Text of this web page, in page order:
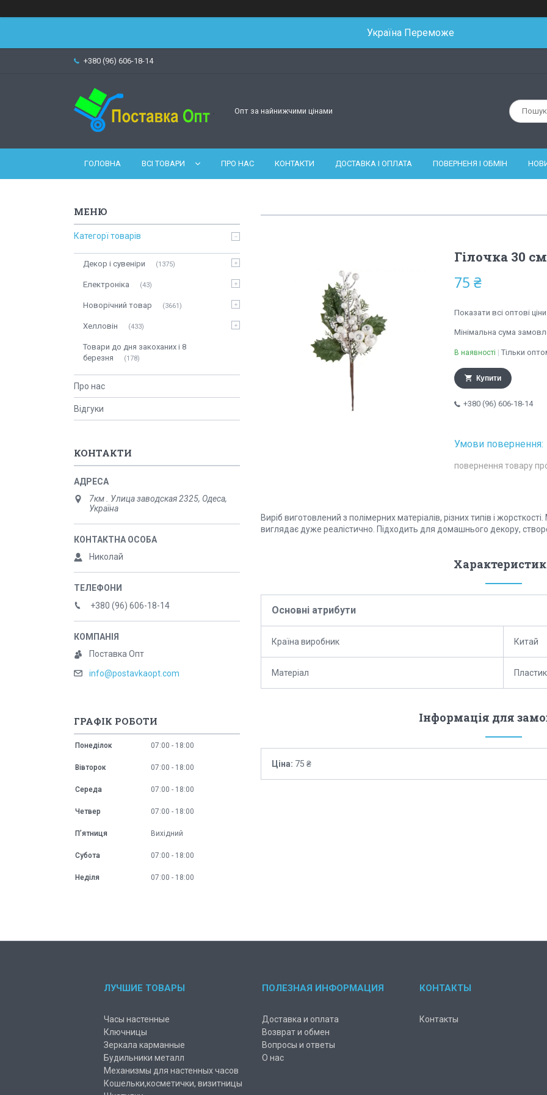
Україна Переможе
+380 (96) 606-18-14
Опт за найнижчими цінами
ГОЛОВНА ВСІ ТОВАРИ ПРО НАС КОНТАКТИ ДОСТАВКА І ОПЛАТА ПОВЕРНЕНЯ І ОБМІН
Гілочка 30
75 ₴
Показати всі оптові ціни
Мінімальна сума
В наявності Тільки
Купити
+380 (96) 606-18-14
повернення товару
Виріб виготовлений з полімерних матеріалів, різних типів і
виглядає дуже реалістично. Підходить для домашнього декору,
Основні атрибути
Країна виробник Китай
Матеріал Пластик
Інформація для
Ціна: 75 ₴
Категорї товарів
Декор і сувеніри 1375
Електроніка 43
Новорічний товар 3661
Хелловін 433
Товари до дня закоханих і 8
березня
178
Про нас
Відгуки
КОНТАКТИ
7км . Улица заводская 2325, Одеса,
Україна
Николай
+380 (96) 606-18-14
Поставка Опт
info@postavkaopt.com
ГРАФІК РОБОТИ
Понеділок 07:00 18:00
Вівторок 07:00 18:00
Середа 07:00 18:00
Четвер 07:00 18:00
Пʼятниця Вихідний
Субота 07:00 18:00
Неділя 07:00 18:00
ЛУЧШИЕ ТОВАРЫ
Часы настенные
Ключницы
Зеркала карманные
Будильники металл
Механизмы для настенных часов
Кошельки,косметички, визитницы
ПОЛЕЗНАЯ ИНФОРМАЦИЯ
Доставка и оплата
Возврат и обмен
Вопросы и ответы
О нас
КОНТАКТЫ
Контакты